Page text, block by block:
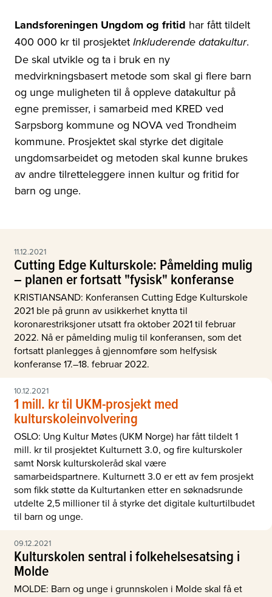
Landsforeningen Ungdom og fritid har fått tildelt
400 000 kr til prosjektet Inkluderende datakultur.
De skal utvikle og ta i bruk en ny
medvirkningsbasert metode som skal gi flere barn
og unge muligheten til å oppleve datakultur på
egne premisser, i samarbeid med KRED ved
Sarpsborg kommune og NOVA ved Trondheim
kommune. Prosjektet skal styrke det digitale
ungdomsarbeidet og metoden skal kunne brukes
av andre tilretteleggere innen kultur og fritid for
barn og unge.
11.12.2021
Cutting Edge Kulturskole: Påmelding mulig
– planen er fortsatt "fysisk" konferanse
KRISTIANSAND: Konferansen Cutting Edge Kulturskole
2021 ble på grunn av usikkerhet knytta til
koronarestriksjoner utsatt fra oktober 2021 til februar
2022. Nå er påmelding mulig til konferansen, som det
fortsatt planlegges å gjennomføre som helfysisk
konferanse 17.–18. februar 2022.
10.12.2021
1 mill. kr til UKM-prosjekt med
kulturskoleinvolvering
OSLO: Ung Kultur Møtes (UKM Norge) har fått tildelt 1
mill. kr til prosjektet Kulturnett 3.0, og fire kulturskoler
samt Norsk kulturskoleråd skal være
samarbeidspartnere. Kulturnett 3.0 er ett av fem prosjekt
som fikk støtte da Kulturtanken etter en søknadsrunde
utdelte 2,5 millioner til å styrke det digitale kulturtilbudet
til barn og unge.
09.12.2021
Kulturskolen sentral i folkehelsesatsing i
Molde
MOLDE: Barn og unge i grunnskolen i Molde skal få et